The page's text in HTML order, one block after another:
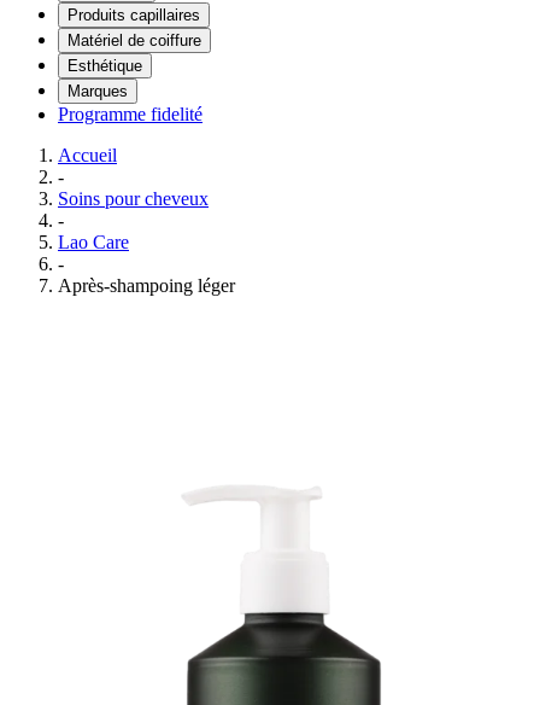
Produits capillaires
Matériel de coiffure
Esthétique
Marques
Programme fidelité
Accueil
-
Soins pour cheveux
-
Lao Care
-
Après-shampoing léger